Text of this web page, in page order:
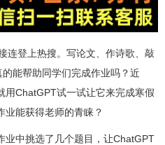
连登上热搜。写论文、作诗歌、敲
能帮助同学们完成作业吗？近
用ChatGPT试一试让它来完成寒假
业能获得老师的青睐？
业中挑选了几个题目，让ChatGPT